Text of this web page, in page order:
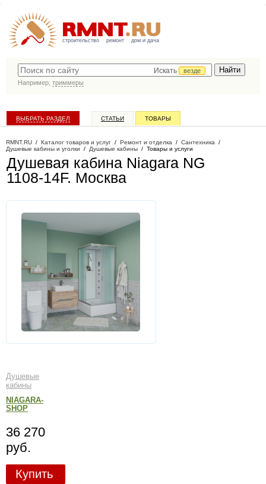
строительство ремонт дом и дача
Искать
везде
Например, триммеры
ВЫБРАТЬ РАЗДЕЛ СТАТЬИ ТОВАРЫ
RMNT.RU / Каталог товаров и услуг / Ремонт и отделка / Сантехника /
Душевые кабины и уголки / Душевые кабины / Товары и услуги
Душевая кабина Niagara NG
1108-14F. Москва
Душевые
кабины
NIAGARA-
SHOP
36 270
руб.
Купить